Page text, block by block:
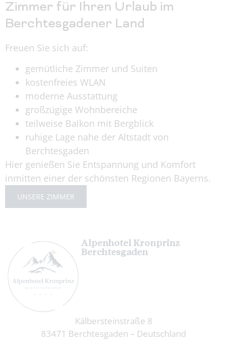
Zimmer für Ihren Urlaub im
Berchtesgadener Land
Freuen Sie sich auf:
gemütliche Zimmer und Suiten
kostenfreies WLAN
moderne Ausstattung
großzügige Wohnbereiche
teilweise Balkon mit Bergblick
ruhige Lage nahe der Altstadt von
Berchtesgaden
Hier genießen Sie Entspannung und Komfort
inmitten einer der schönsten Regionen Bayerns.
UNSERE ZIMMER
Alpenhotel Kronprinz
Berchtesgaden
Kälbersteinstraße 8
83471 Berchtesgaden – Deutschland